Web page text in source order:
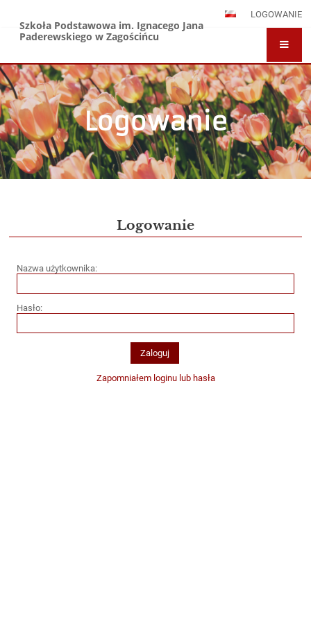
LOGOWANIE
Szkoła Podstawowa im. Ignacego Jana
Paderewskiego w Zagościńcu
Logowanie
Logowanie
Nazwa użytkownika:
Hasło:
Zapomniałem loginu lub hasła